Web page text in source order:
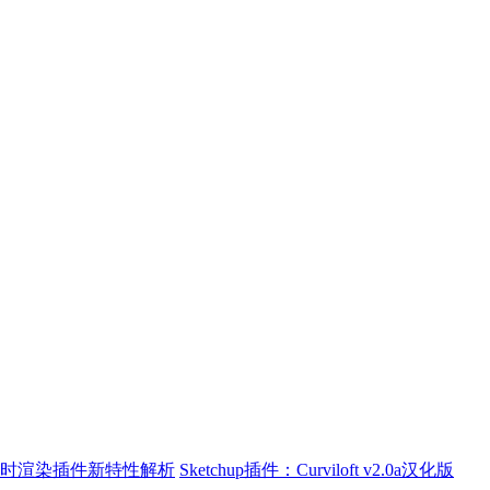
时渲染插件新特性解析 Sketchup插件：Curviloft v2.0a汉化版